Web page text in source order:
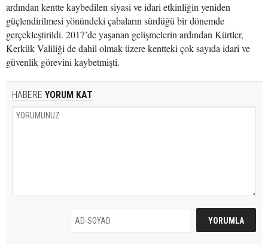
ardından kentte kaybedilen siyasi ve idari etkinliğin yeniden
güçlendirilmesi yönündeki çabaların sürdüğü bir dönemde
gerçekleştirildi. 2017’de yaşanan gelişmelerin ardından Kürtler,
Kerkük Valiliği de dahil olmak üzere kentteki çok sayıda idari ve
güvenlik görevini kaybetmişti.
HABERE YORUM KAT